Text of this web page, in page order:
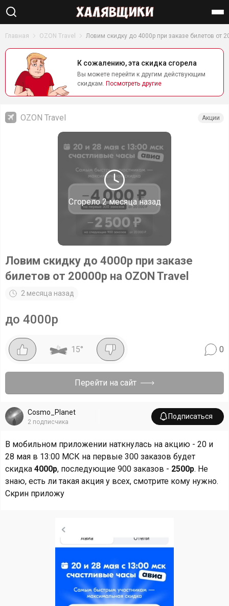
Найти
Главная OZON Travel Ловим скидку до 4000р при заказе билетов от
К сожалению, эта скидка сгорела
Вы можете перейти к другим действующим
скидкам. Посмотреть другие
Сгорело2 месяца назад
OZON Travel Акции
Ловим скидку до 4000р при заказе
билетов от 20000р на OZON Travel
2 месяца назад
до 4000р
15° 0
Перейти на сайт
Cosmo_Planet
2 подписчика
Подписаться
В мобильном приложении наткнулась на акцию - 20 и
28 мая в 13:00 МСК на первые 300 заказов будет
скидка 4000р, последующие 900 заказов - 2500р. Не
знаю, есть ли такая акция у всех, смотрите кому нужно.
Скрин приложу